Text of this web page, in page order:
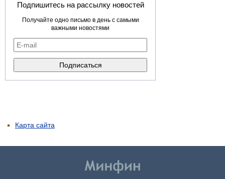
Подпишитесь на рассылку новостей
Получайте одно письмо в день с самыми
важными новостями
Карта сайта